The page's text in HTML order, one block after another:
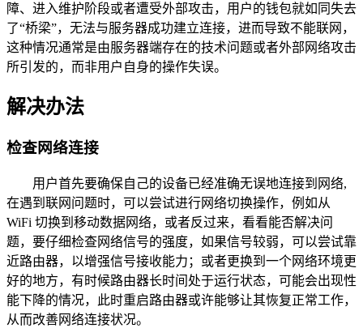
障、进入维护阶段或者遭受外部攻击，用户的钱包就如同失去
了“桥梁”，无法与服务器成功建立连接，进而导致不能联网，
这种情况通常是由服务器端存在的技术问题或者外部网络攻击
所引发的，而非用户自身的操作失误。
解决办法
检查网络连接
用户首先要确保自己的设备已经准确无误地连接到网络,
在遇到联网问题时，可以尝试进行网络切换操作，例如从
WiFi 切换到移动数据网络，或者反过来，看看能否解决问
题，要仔细检查网络信号的强度，如果信号较弱，可以尝试靠
近路由器，以增强信号接收能力；或者更换到一个网络环境更
好的地方，有时候路由器长时间处于运行状态，可能会出现性
能下降的情况，此时重启路由器或许能够让其恢复正常工作，
从而改善网络连接状况。